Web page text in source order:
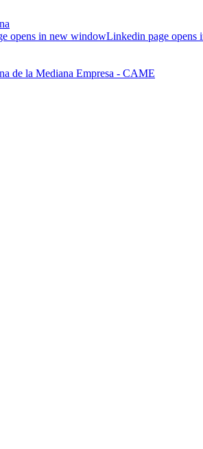
opens in new windowLinkedin page opens